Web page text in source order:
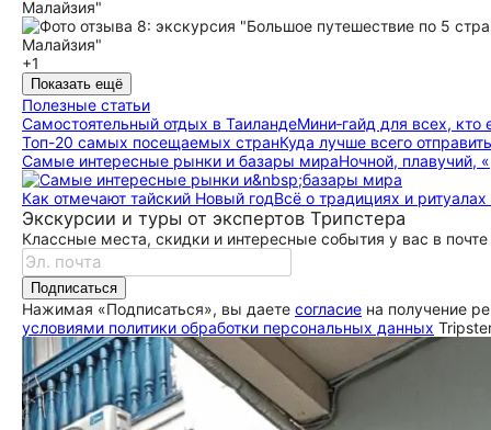
+1
Показать ещё
Полезные статьи
Самостоятельный отдых в ТаиландеМини‑гайд для всех, кто
Топ-20 самых посещаемых странКуда лучше всего
Самые интересные рынки и базары мираНочной, плавучий,
Как отмечают тайский Новый годВсё о традициях и
Экскурсии и туры от экспертов Трипстера
Классные места, скидки и интересные события у вас в почте
Подписаться
Нажимая «Подписаться», вы даете согласие на получение
условиями политики обработки персональных данных